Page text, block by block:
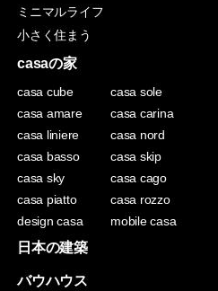
ミニマルライフ
小さく住まう
casaの家
casa cube
casa sole
casa amare
casa carina
casa liniere
casa nord
casa basso
casa skip
casa sky
casa cago
casa piatto
casa rozzo
design casa
mobile casa
日本の建築
バウハウス